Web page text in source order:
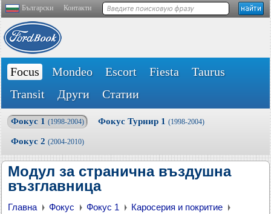
Български Контакти
Focus Mondeo Escort Fiesta
Taurus
Transit
Други Статии
Фокус 1 (1998-2004) Фокус Турнир 1 (1998-2004)
Фокус 2 (2004-2010)
Модул за странична въздушна
възглавница
Главна Фокус Фокус 1
Каросерия и покритие